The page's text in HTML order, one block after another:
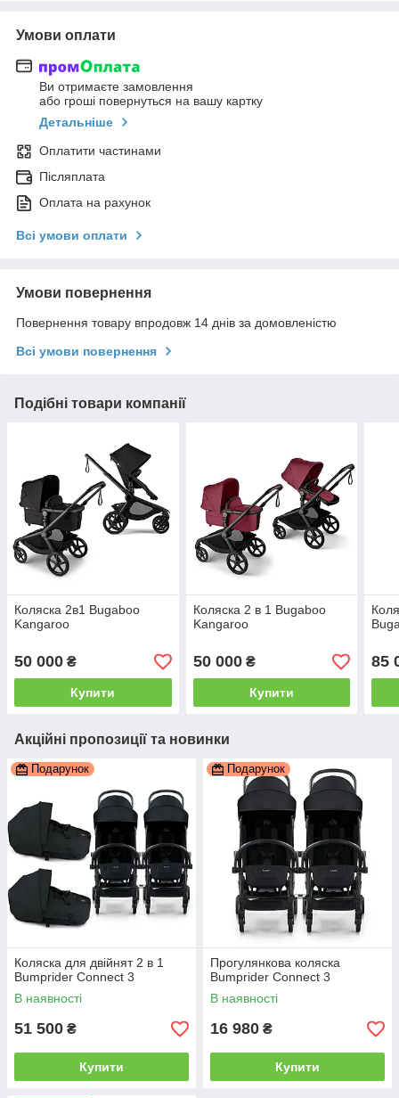
Умови оплати
Ви отримаєте замовлення
або гроші повернуться на вашу картку
Детальніше
Оплатити частинами
Післяплата
Оплата на рахунок
Всі умови оплати
Умови повернення
Повернення товару впродовж 14 днів за домовленістю
Всі умови повернення
Подібні товари компанії
Коляска 2в1 Bugaboo
Kangaroo
50 000 ₴
Купити
Коляска 2 в 1 Bugaboo
Kangaroo
50 000₴
Купити
85
Акційні пропозиції та новинки
Подарунок
Коляска для двійнят 2 в 1
Bumprider Connect 3
В наявності
51 500 ₴
Купити
Подарунок
Прогулянкова коляска
Bumprider Connect 3
В наявності
16 980 ₴
Купити